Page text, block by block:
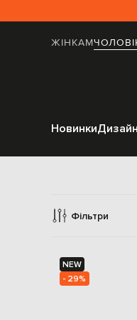
ЖІНКАМ
Новинки
Фільтри
NEW
- 29%